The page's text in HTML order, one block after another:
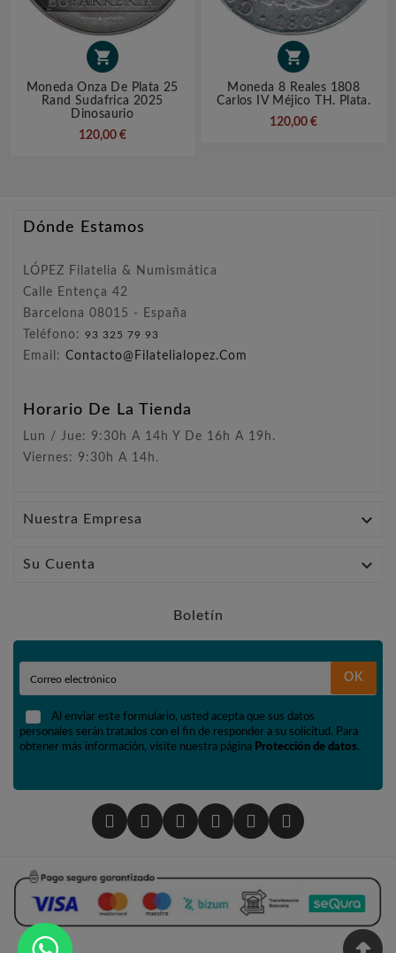

Moneda Onza De Plata 25
Rand Sudafrica 2025
Dinosaurio
120,00 €

Moneda 8 Reales 1808
Carlos IV Méjico TH. Plata.
120,00 €
Dónde Estamos
LÓPEZ Filatelia & Numismática
Calle Entença 42
Barcelona 08015 - España
Teléfono: 93 325 79 93
Email: Contacto@filatelialopez.com
Horario De La Tienda
Lun / Jue: 9:30h A 14h Y De 16h A 19h.
Viernes: 9:30h A 14h.
Nuestra Empresa 
Su Cuenta 
Boletín
OK
Al enviar este formulario, usted acepta que sus datos
personales serán tratados con el fin de responder a su solicitud. Para
obtener más información, visite nuestra página Protección de datos.